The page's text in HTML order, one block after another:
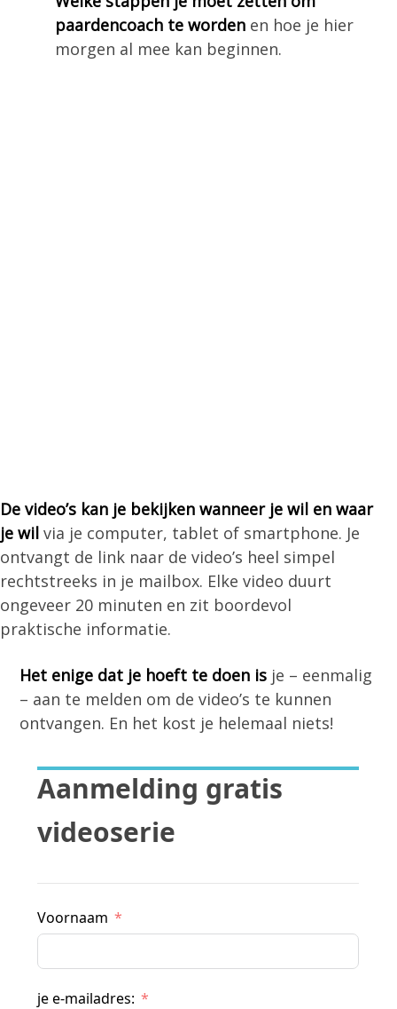
paardencoach te worden en hoe je hier
morgen al mee kan beginnen.
De video’s kan je bekijken wanneer je wil en waar
je wil via je computer, tablet of smartphone. Je
ontvangt de link naar de video’s heel simpel
rechtstreeks in je mailbox. Elke video duurt
ongeveer 20 minuten en zit boordevol
praktische informatie.
Het enige dat je hoeft te doen is je – eenmalig
– aan te melden om de video’s te kunnen
ontvangen. En het kost je helemaal niets!